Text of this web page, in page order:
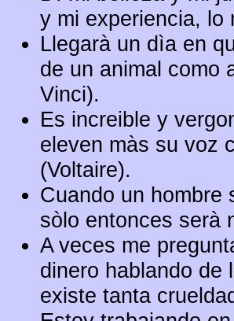
y mi experiencia, lo
Llegarà un dìa en
de un animal como
Vinci).
Es increible y
eleven màs su voz
(Voltaire).
Cuando un hombre
sòlo entonces serà
A veces me
dinero hablando de
existe tanta